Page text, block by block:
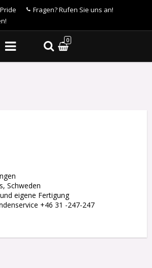
Fragen? Rufen Sie uns an!
0
Schweden
eigene Fertigung
+46 31 -247-247